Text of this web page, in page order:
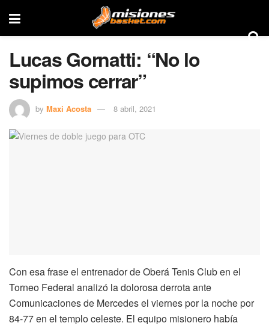
Lucas Gornatti: “No lo
supimos cerrar”
by Maxi Acosta 8 abril, 2021
Con esa frase el entrenador de Oberá Tenis Club en el
Torneo Federal analizó la dolorosa derrota ante
Comunicaciones de Mercedes el viernes por la noche por
84-77 en el templo celeste. El equipo misionero había